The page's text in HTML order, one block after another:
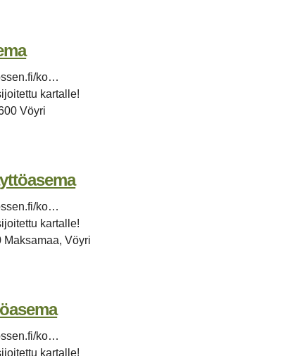
ko…
kartalle!
Vöyri
ko…
kartalle!
Maksamaa, Vöyri
ko…
kartalle!